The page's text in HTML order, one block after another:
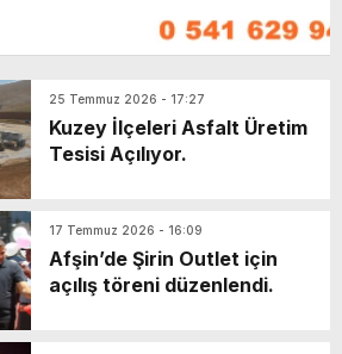
25 Temmuz 2026 - 17:27
Kuzey İlçeleri Asfalt Üretim
Tesisi Açılıyor.
17 Temmuz 2026 - 16:09
Afşin’de Şirin Outlet için
açılış töreni düzenlendi.